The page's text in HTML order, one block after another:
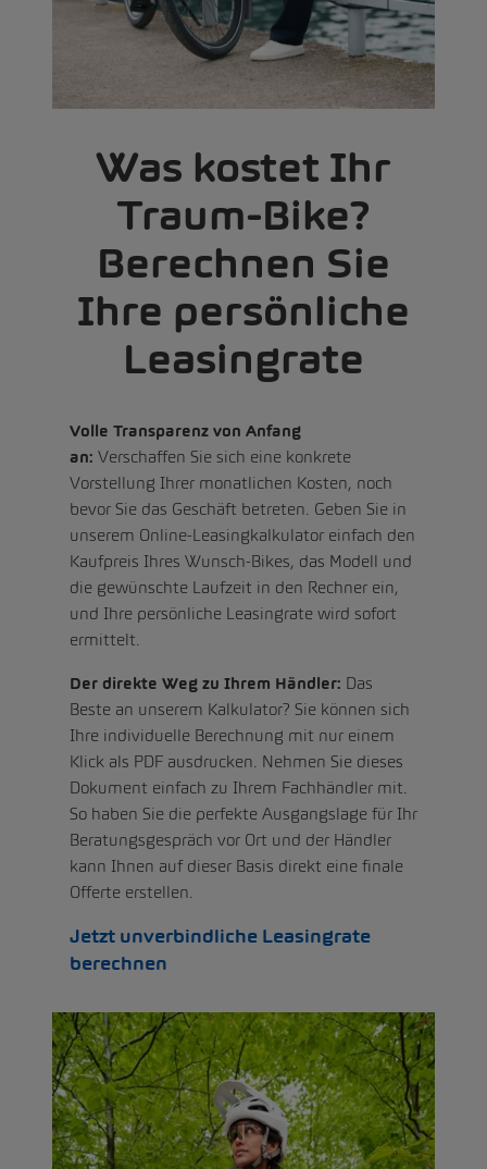
Was kostet Ihr
Traum-Bike?
Berechnen Sie
Ihre persönliche
Leasingrate
Volle Transparenz von Anfang
an: Verschaffen Sie sich eine konkrete
Vorstellung Ihrer monatlichen Kosten, noch
bevor Sie das Geschäft betreten. Geben Sie in
unserem Online-Leasingkalkulator einfach den
Kaufpreis Ihres Wunsch-Bikes, das Modell und
die gewünschte Laufzeit in den Rechner ein,
und Ihre persönliche Leasingrate wird sofort
ermittelt.
Der direkte Weg zu Ihrem Händler: Das
Beste an unserem Kalkulator? Sie können sich
Ihre individuelle Berechnung mit nur einem
Klick als PDF ausdrucken. Nehmen Sie dieses
Dokument einfach zu Ihrem Fachhändler mit.
So haben Sie die perfekte Ausgangslage für Ihr
Beratungsgespräch vor Ort und der Händler
kann Ihnen auf dieser Basis direkt eine finale
Offerte erstellen.
Jetzt unverbindliche Leasingrate
berechnen